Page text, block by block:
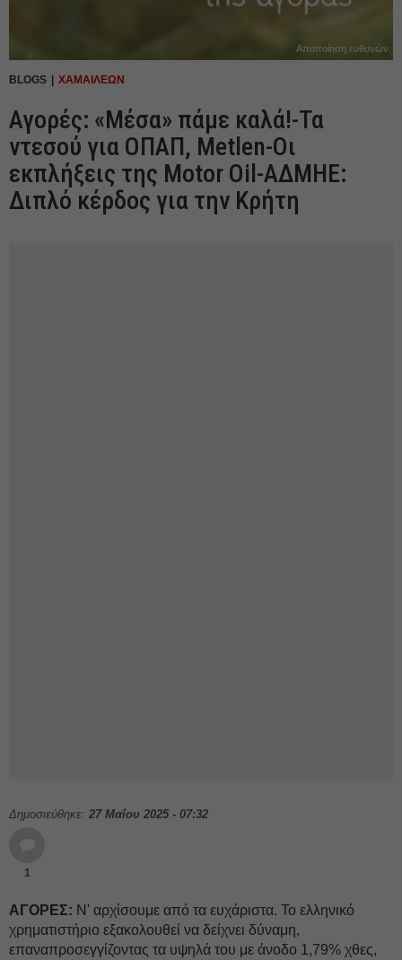
Αποποίηση ευθυνών
BLOGS ΧΑΜΑΙΛΕΩΝ
Αγορές: «Μέσα» πάμε καλά!-Τα
ντεσού για ΟΠΑΠ, Metlen-Οι
εκπλήξεις της Motor Oil-ΑΔΜΗΕ:
Διπλό κέρδος για την Κρήτη
Δημοσιεύθηκε: 27 Μαΐου 2025 - 07:32
1
ΑΓΟΡΕΣ: Ν' αρχίσουμε από τα ευχάριστα. Το ελληνικό
χρηματιστήριο εξακολουθεί να δείχνει δύναμη,
επαναπροσεγγίζοντας τα υψηλά του με άνοδο 1,79% χθες,